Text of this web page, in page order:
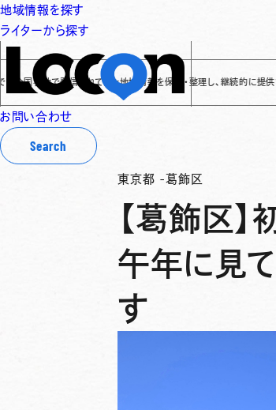
地域情報を探す
ライターから探す
お問い合わせ
Search
発信されてきた地域情報を保存・整理し、継続的に提供するアーカイブ
東京都 -葛飾区
【葛飾区
午年に見
す